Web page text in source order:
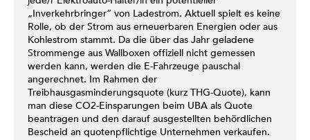
„Inverkehrbringer“ von Ladestrom. Aktuell spielt es keine
Rolle, ob der Strom aus erneuerbaren Energien oder aus
Kohlestrom stammt. Da die über das Jahr geladene
Strommenge aus Wallboxen offiziell nicht gemessen
werden kann, werden die E-Fahrzeuge pauschal
angerechnet. Im Rahmen der
Treibhausgasminderungsquote (kurz THG-Quote), kann
man diese CO2-Einsparungen beim UBA als Quote
beantragen und den darauf ausgestellten behördlichen
Bescheid an quotenpflichtige Unternehmen verkaufen.